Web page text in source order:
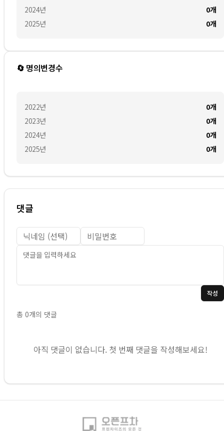
2024년
2025년
0개
0개
🔄 명의변경수
2022년
2023년
2024년
2025년
0개
0개
0개
0개
댓글
작성
총 0개의 댓글
아직 댓글이 없습니다. 첫 번째 댓글을 작성해보세요!